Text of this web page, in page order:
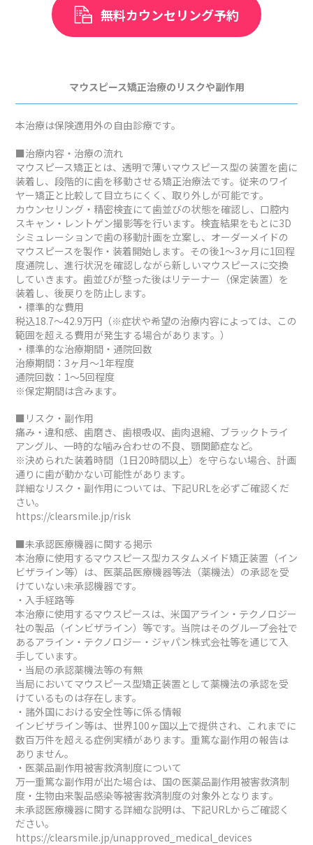
無料カウンセリング予約
マウスピース矯正治療のリスクや副作用
本治療は保険適用外の自由診療です。
■治療内容・治療の流れ
マウスピース矯正とは、透明で薄いマウスピース型の装置を歯に
装着し、段階的に歯を移動させる矯正治療法です。従来のワイ
ヤー矯正と比較して目立ちにくく、取り外しが可能です。
カウンセリング・精密検査にて歯並びの状態を確認し、口腔内
スキャン・レントゲン撮影等を行います。検査結果をもとに3D
シミュレーションで歯の移動計画を立案し、オーダーメイドの
マウスピースを製作・装着開始します。その後1～3ヶ月に1回程
度通院し、進行状況を確認しながら新しいマウスピースに交換
していきます。歯並びが整った後はリテーナー（保定装置）を
装着し、後戻りを防止します。
・標準的な費用
税込18.7～42.9万円（※症状や希望の治療内容によっては、この
範囲を超える費用が発生する場合があります。）
・標準的な治療期間・通院回数
治療期間：3ヶ月～1年程度
通院回数：1～5回程度
※保定期間は含みます。
■リスク・副作用
痛み・違和感、歯磨き、歯根吸収、歯肉退縮、ブラックトライ
アングル、一時的な噛み合わせの不良、顎関節症など。
※決められた装着時間（1日20時間以上）を守らない場合、計画
通りに歯が動かない可能性があります。
詳細なリスク・副作用については、下記URLを必ずご確認くだ
さい。
https://clearsmile.jp/risk
■未承認医療機器に関する掲示
本治療に使用するマウスピース型カスタムメイド矯正装置（イン
ビザライン等）は、医薬品医療機器等法（薬機法）の承認を受
けていない未承認機器です。
・入手経路等
本治療に使用するマウスピースは、米国アライン・テクノロジー
社の製品（インビザライン）等です。当院はそのグループ会社で
あるアライン・テクノロジー・ジャパン株式会社等を通じて入
手しています。
・当局の承認薬機法等の有無
当局においてマウスピース型矯正装置として薬機法の承認を受
けているものは存在します。
・諸外国における安全性等に係る情報
インビザライン等は、世界100ヶ国以上で提供され、これまでに
数百万件を超える症例実績があります。重篤な副作用の報告は
ありません。
・医薬品副作用被害救済制度について
万一重篤な副作用が出た場合は、国の医薬品副作用被害救済制
度・生物由来製品感染等被害救済制度の対象外となります。
未承認医療機器に関する詳細な説明は、下記URLからご確認く
ださい。
https://clearsmile.jp/unapproved_medical_devices